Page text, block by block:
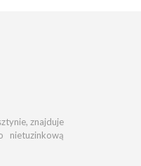
znajduje
nietuzinkową